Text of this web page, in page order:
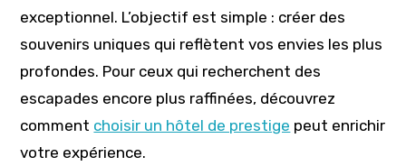
exceptionnel. L’objectif est simple : créer des
souvenirs uniques qui reflètent vos envies les plus
profondes. Pour ceux qui recherchent des
escapades encore plus raffinées, découvrez
comment choisir un hôtel de prestige peut enrichir
votre expérience.